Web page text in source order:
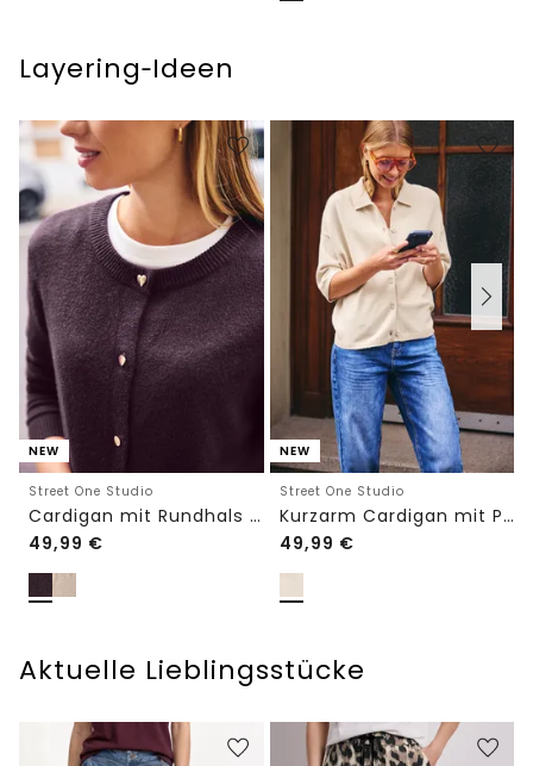
Layering‑Ideen
NEW
Street One Studio
Cardigan mit Rundhals und Knöpfen
49,99 €
NEW
Street One Studio
Kurzarm Cardigan mit Polokragen
49,99 €
Aktuelle Lieblingsstücke